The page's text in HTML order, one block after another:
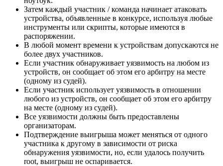
Затем каждый участник / команда начинает атаковать
устройства, объявленные в конкурсе, используя любые
инструменты или скрипты, которые имеются в
распоряжении.
В любой момент времени к устройствам допускаются не
более двух участников.
Если участник обнаруживает уязвимость на любом из
устройств, он сообщает об этом его арбитру на месте
(одному из судей).
Если участник использует уязвимость в отношении
любого из устройств, он сообщает об этом его арбитру
на месте (одному из судей).
Все уязвимости должны быть предоставлены
организаторам.
Подтверждение выигрыша может меняться от одного
участника к другому в зависимости от риска
обнаружения уязвимости, но, если удалось получить
root, выигрыш не оспаривается.